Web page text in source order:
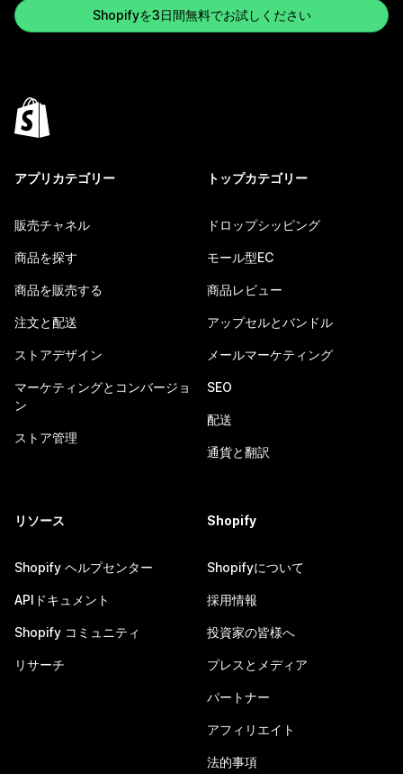
Shopifyを3日間無料でお試しください
アプリカテゴリー
販売チャネル
商品を探す
商品を販売する
注文と配送
ストアデザイン
マーケティングとコンバージョ
ン
ストア管理
トップカテゴリー
ドロップシッピング
モール型EC
商品レビュー
アップセルとバンドル
メールマーケティング
SEO
配送
通貨と翻訳
リソース
Shopify ヘルプセンター
APIドキュメント
Shopify コミュニティ
リサーチ
Shopify
Shopifyについて
採用情報
投資家の皆様へ
プレスとメディア
パートナー
アフィリエイト
法的事項